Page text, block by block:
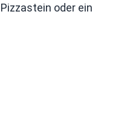
oder ein